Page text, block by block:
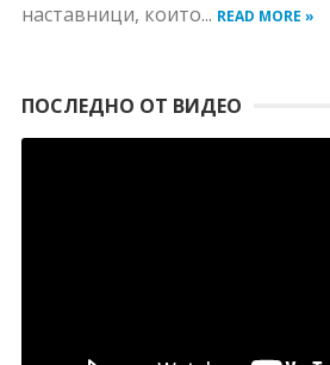
наставници, които... READ MORE »
ПОСЛЕДНО ОТ ВИДЕО